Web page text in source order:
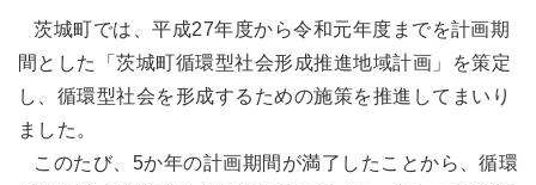
茨城町では、平成27年度から令和元年度までを計画期
間とした「茨城町循環型社会形成推進地域計画」を策定
し、循環型社会を形成するための施策を推進してまいり
ました。
このたび、5か年の計画期間が満了したことから、循環